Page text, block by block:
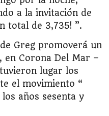
a la invitación de
total de 3,735! ”.
Greg promoverá un
en Corona Del Mar –
lugar los
el movimiento “
años sesenta y